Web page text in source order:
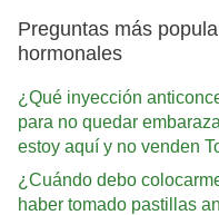
Preguntas más
hormonales
¿Qué inyección
para no quedar
estoy aquí y no venden
¿Cuándo debo
haber tomado pastillas